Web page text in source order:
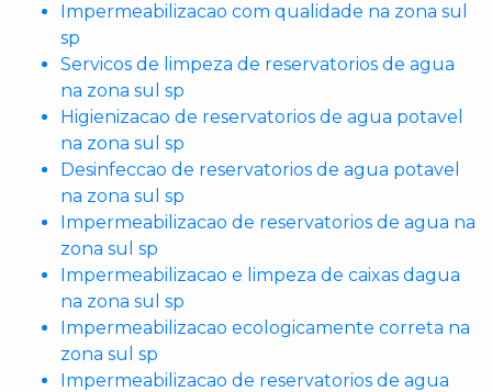
Impermeabilizacao com qualidade na zona sul
sp
Servicos de limpeza de reservatorios de agua
na zona sul sp
Higienizacao de reservatorios de agua potavel
na zona sul sp
Desinfeccao de reservatorios de agua potavel
na zona sul sp
Impermeabilizacao de reservatorios de agua na
zona sul sp
Impermeabilizacao e limpeza de caixas dagua
na zona sul sp
Impermeabilizacao ecologicamente correta na
zona sul sp
Impermeabilizacao de reservatorios de agua